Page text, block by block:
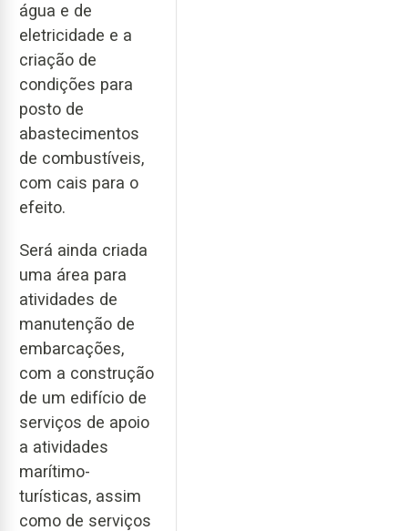
água e de
eletricidade e a
criação de
condições para
posto de
abastecimentos
de combustíveis,
com cais para o
efeito.
Será ainda criada
uma área para
atividades de
manutenção de
embarcações,
com a construção
de um edifício de
serviços de apoio
a atividades
marítimo-
turísticas, assim
como de serviços